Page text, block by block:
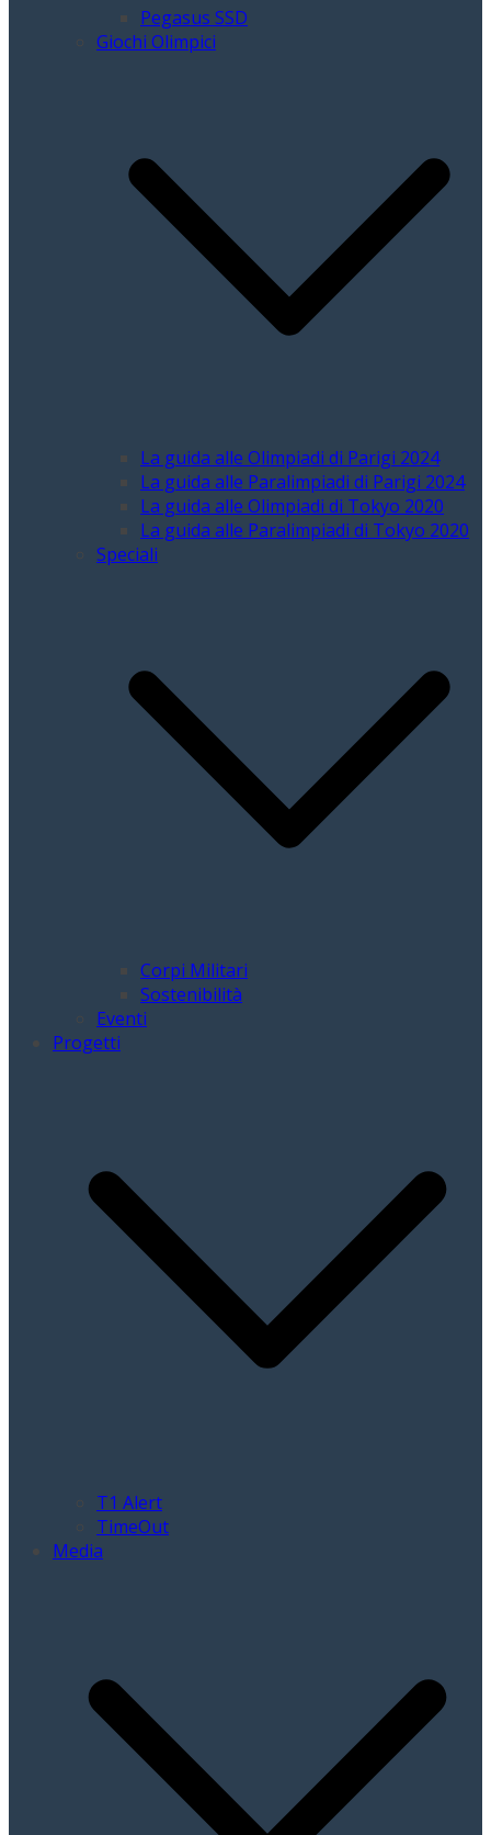
Pegasus SSD
Giochi Olimpici
La guida alle Olimpiadi di Parigi 2024
La guida alle Paralimpiadi di Parigi 2024
La guida alle Olimpiadi di Tokyo 2020
La guida alle Paralimpiadi di Tokyo 2020
Speciali
Corpi Militari
Sostenibilità
Eventi
Progetti
T1 Alert
TimeOut
Media